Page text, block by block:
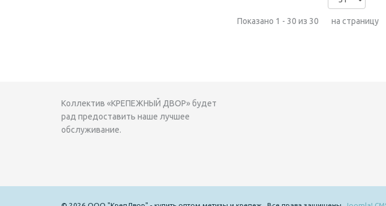
Показано 1 - 30 из 30 на страницу
Коллектив «КРЕПЕЖНЫЙ ДВОР» будет
рад предоставить наше лучшее
обслуживание.